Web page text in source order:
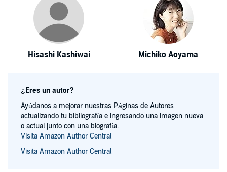
Hisashi Kashiwai Michiko Aoyama
¿Eres un autor?
Ayúdanos a mejorar nuestras Páginas de Autores
actualizando tu bibliografía e ingresando una imagen nueva
o actual junto con una biografía.
Visita Amazon Author Central
Visita Amazon Author Central